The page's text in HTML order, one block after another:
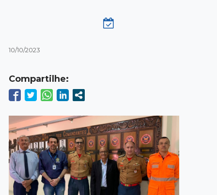
10/10/2023
Compartilhe: